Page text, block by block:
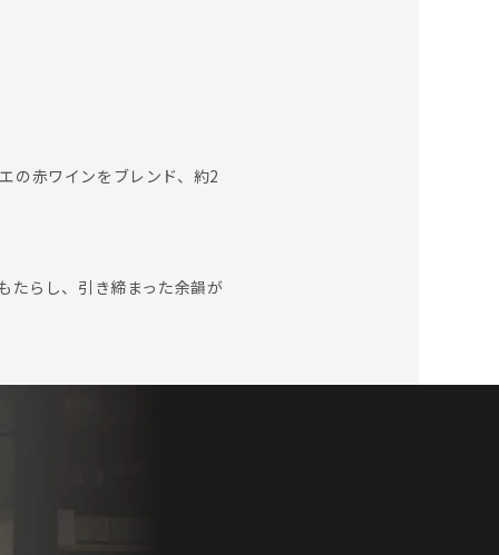
の赤ワインをブレンド、約2
たらし、引き締まった余韻が